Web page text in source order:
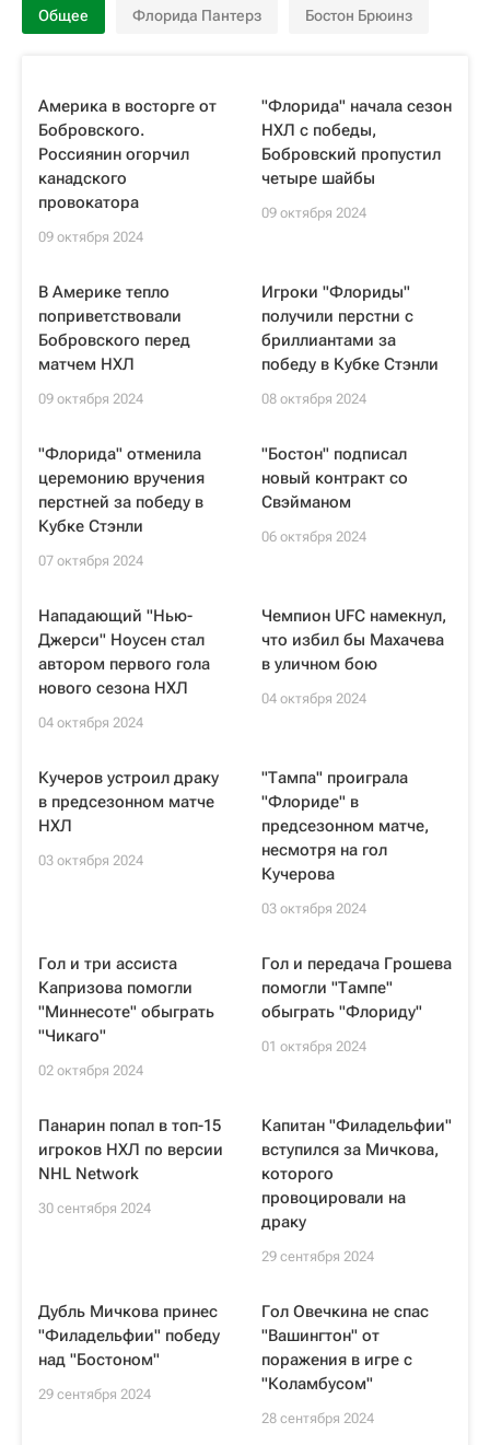
Общее Флорида Пантерз Бостон Брюинз
Америка в восторге от
Бобровского.
Россиянин огорчил
канадского
провокатора
09 октября 2024
"Флорида" начала сезон
НХЛ с победы,
Бобровский пропустил
четыре шайбы
09 октября 2024
В Америке тепло
поприветствовали
Бобровского перед
матчем НХЛ
09 октября 2024
Игроки "Флориды"
получили перстни с
бриллиантами за
победу в Кубке Стэнли
08 октября 2024
"Флорида" отменила
церемонию вручения
перстней за победу в
Кубке Стэнли
07 октября 2024
"Бостон" подписал
новый контракт со
Свэйманом
06 октября 2024
Нападающий "Нью-
Джерси" Ноусен стал
автором первого гола
нового сезона НХЛ
04 октября 2024
Чемпион UFC намекнул,
что избил бы Махачева
в уличном бою
04 октября 2024
Кучеров устроил драку
в предсезонном матче
НХЛ
03 октября 2024
"Тампа" проиграла
"Флориде" в
предсезонном матче,
несмотря на гол
Кучерова
03 октября 2024
Гол и три ассиста
Капризова помогли
"Миннесоте" обыграть
"Чикаго"
02 октября 2024
Гол и передача Грошева
помогли "Тампе"
обыграть "Флориду"
01 октября 2024
Панарин попал в топ-15
игроков НХЛ по версии
NHL Network
30 сентября 2024
Капитан "Филадельфии"
вступился за Мичкова,
которого
провоцировали на
драку
29 сентября 2024
Дубль Мичкова принес
"Филадельфии" победу
над "Бостоном"
29 сентября 2024
Гол Овечкина не спас
"Вашингтон" от
поражения в игре с
"Коламбусом"
28 сентября 2024